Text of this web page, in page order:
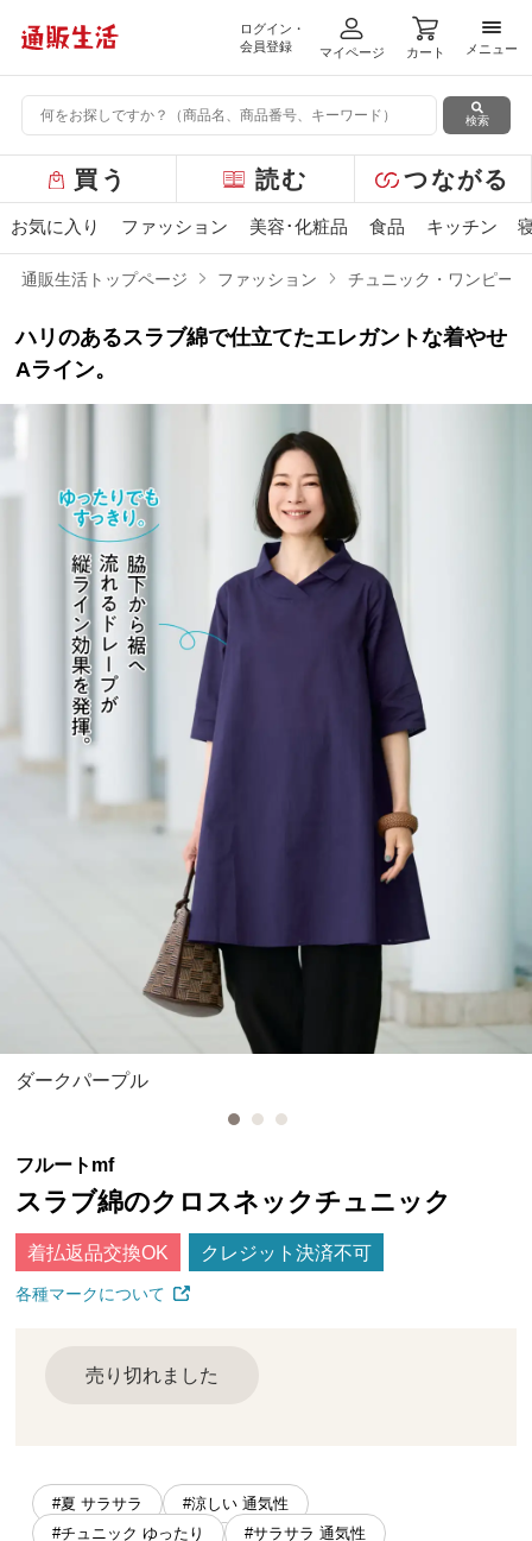
ログイン・
会員登録
マイページ カート
メニ
メニュー
検索
ー
バ
ュ
ー
買う 読む つながる
お気に入り ファッション 美容･化粧品 食品 キッチン
通販生活トップページ ファッション チュニック・ワンピース
ハリのあるスラブ綿で仕立てたエレガントな着やせ
Aライン。
ダークパープル
フルートmf
スラブ綿のクロスネックチュニック
着払返品交換OK クレジット決済不可
各種マークについて
売り切れました
#夏 サラサラ
#涼しい 通気性
#チュニック ゆったり
#サラサラ 通気性